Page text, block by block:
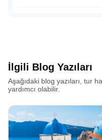
yerel içecek ve lezzet
tatilinizin en unutulmaz
İlgili Blog Yazıları
Aşağıdaki blog yazıları, tur
yardımcı olabilir.